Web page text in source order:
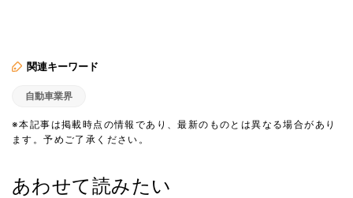
関連キーワード
自動車業界
※本記事は掲載時点の情報であり、最新のものとは異なる場合があり
ます。予めご了承ください。
あわせて読みたい